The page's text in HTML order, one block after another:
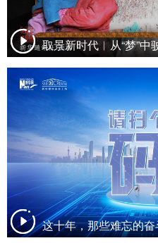
取景新时代︱从“梦”中
这十年，那些难忘的